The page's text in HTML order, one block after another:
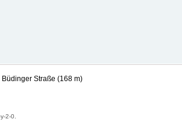
Straße (168 m)
2-0.